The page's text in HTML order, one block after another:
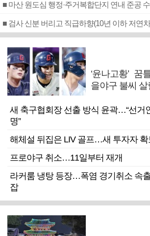
■ 마산 원도심 행정·주거복합단지 연내 준공
‘윤나고황’
을야구 불씨 살
새 축구협회장 선출 방식 윤곽…“선거
명”
해체설 뒤집은 LIV 골프…새 투자자 확
프로야구 취소…11일부터 재개
라커룸 냉탕 등장…폭염 경기취소 속
잡